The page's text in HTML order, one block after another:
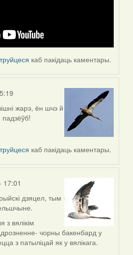
каб пакідаць каментары.
жарэ, ён шчэ й
падзёўб!
каб пакідаць каментары.
17:01
дзяцел, тым
вялікім
чорны бакенбард у
з патыліцай як у вялікага.